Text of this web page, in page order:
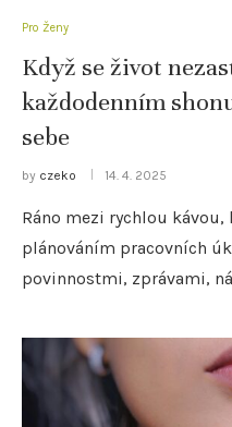
Pro Ženy
Když se život
každodenním
sebe
by czeko 14. 4. 2025
Ráno mezi rychlou
plánováním pracovních
povinnostmi, zprávami,